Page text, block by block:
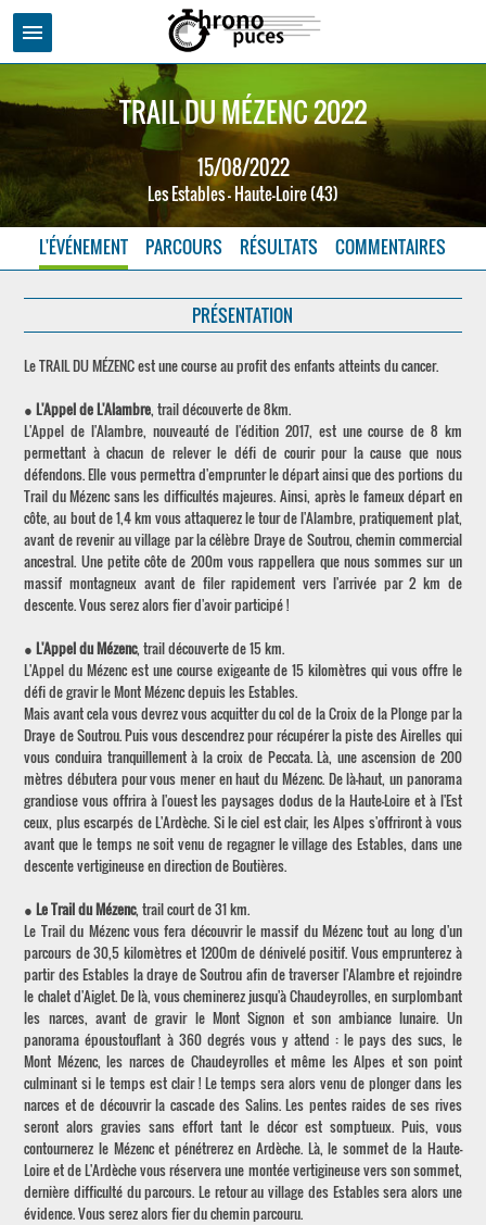
menu
TRAIL DU MÉZENC 2022
15/08/2022
Les Estables - Haute-Loire (43)
L'ÉVÉNEMENT PARCOURS RÉSULTATS COMMENTAIRES
PRÉSENTATION
Le TRAIL DU MÉZENC est une course au profit des enfants atteints du cancer.
●L'Appel de L'Alambre, trail découverte de 8km.
L'Appel de l'Alambre, nouveauté de l'édition 2017, est une course de 8 km
permettant à chacun de relever le défi de courir pour la cause que nous
défendons. Elle vous permettra d'emprunter le départ ainsi que des portions du
Trail du Mézenc sans les difficultés majeures. Ainsi, après le fameux départ en
côte, au bout de 1,4 km vous attaquerez le tour de l'Alambre, pratiquement plat,
avant de revenir au village par la célèbre Draye de Soutrou, chemin commercial
ancestral. Une petite côte de 200m vous rappellera que nous sommes sur un
massif montagneux avant de filer rapidement vers l'arrivée par 2 km de
descente. Vous serez alors fier d'avoir participé !
●L'Appel du Mézenc, trail découverte de 15 km.
L'Appel du Mézenc est une course exigeante de 15 kilomètres qui vous offre le
défi de gravir le Mont Mézenc depuis les Estables.
Mais avant cela vous devrez vous acquitter du col de la Croix de la Plonge par la
Draye de Soutrou. Puis vous descendrez pour récupérer la piste des Airelles qui
vous conduira tranquillement à la croix de Peccata. Là, une ascension de 200
mètres débutera pour vous mener en haut du Mézenc. De là-haut, un panorama
grandiose vous offrira à l'ouest les paysages dodus de la Haute-Loire et à l'Est
ceux, plus escarpés de L'Ardèche. Si le ciel est clair, les Alpes s'offriront à vous
avant que le temps ne soit venu de regagner le village des Estables, dans une
descente vertigineuse en direction de Boutières.
●Le Trail du Mézenc, trail court de 31 km.
Le Trail du Mézenc vous fera découvrir le massif du Mézenc tout au long d'un
parcours de 30,5 kilomètres et 1200m de dénivelé positif. Vous emprunterez à
partir des Estables la draye de Soutrou afin de traverser l'Alambre et rejoindre
le chalet d'Aiglet. De là, vous cheminerez jusqu'à Chaudeyrolles, en surplombant
les narces, avant de gravir le Mont Signon et son ambiance lunaire. Un
panorama époustouflant à 360 degrés vous y attend : le pays des sucs, le
Mont Mézenc, les narces de Chaudeyrolles et même les Alpes et son point
culminant si le temps est clair ! Le temps sera alors venu de plonger dans les
narces et de découvrir la cascade des Salins. Les pentes raides de ses rives
seront alors gravies sans effort tant le décor est somptueux. Puis, vous
contournerez le Mézenc et pénétrerez en Ardèche. Là, le sommet de la Haute-
Loire et de L'Ardèche vous réservera une montée vertigineuse vers son sommet,
dernière difficulté du parcours. Le retour au village des Estables sera alors une
évidence. Vous serez alors fier du chemin parcouru.